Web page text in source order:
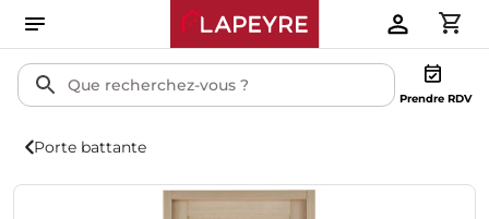
Prendre RDV
Porte battante